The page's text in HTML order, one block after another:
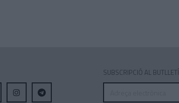
SUBSCRIPCIÓ AL BUTLLETÍ
Adreça